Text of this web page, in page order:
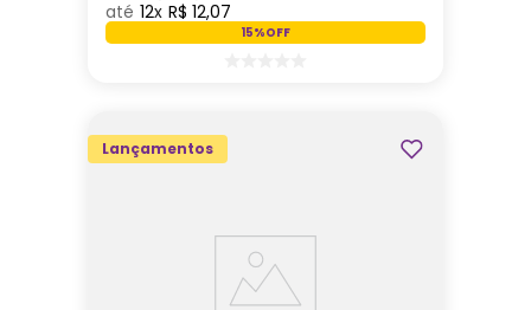
12 R$ 12,07
15%OFF
Lançamentos